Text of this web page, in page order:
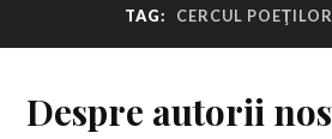
TAG: CERCUL
Despre autorii